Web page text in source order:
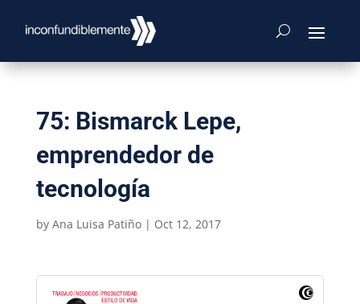
75: Bismarck Lepe,
emprendedor de
tecnología
by Ana Luisa Patiño| Oct 12, 2017